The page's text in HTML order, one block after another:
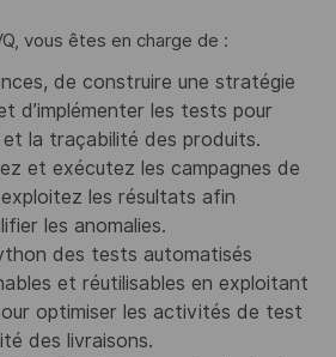
vous êtes en charge de :
de construire une stratégie
d’implémenter les tests pour
la traçabilité des produits.
et exécutez les campagnes de
les résultats afin
les anomalies.
des tests automatisés
et réutilisables en exploitant
optimiser les activités de test
des livraisons.